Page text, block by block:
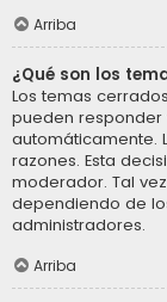
Arriba
¿Qué son los
Los temas
pueden responder
automáticamente.
razones. Esta
moderador. Tal
dependiendo de
administradores.
Arriba